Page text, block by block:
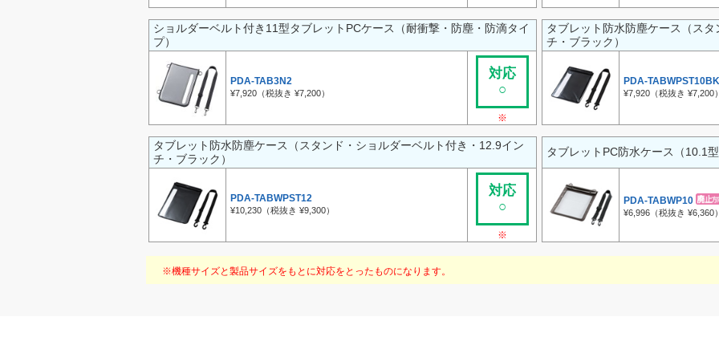
ショルダーベルト付き11型タブレットPCケース（耐衝撃・防塵・防滴タイ
プ）
PDA-TAB3N2
¥7,920（税抜き ¥7,200）
対応
○
※
タブレット防水防塵ケース（ス
チ・ブラック）
PDA-TABWPST10BK
¥7,920（税抜き ¥7,200）
タブレット防水防塵ケース（スタンド・ショルダーベルト付き・12.9イン
チ・ブラック）
PDA-TABWPST12
¥10,230（税抜き ¥9,300）
対応
○
※
タブレットPC防水ケース（10.1型
PDA-TABWP10
¥6,996（税抜き ¥6,360）
※機種サイズと製品サイズをもとに対応をとったものになります。